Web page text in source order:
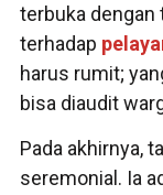
terbuka dengan
terhadap
harus rumit;
bisa diaudit
Pada akhirnya,
seremonial. Ia